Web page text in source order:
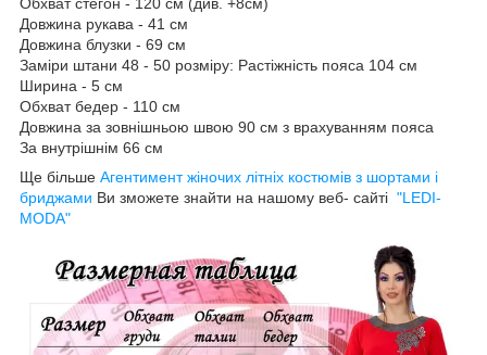
Довжина рукава - 41 см
Довжина блузки - 69 см
Заміри штани 48 - 50 розміру: Растіжність пояса 104 см
Ширина - 5 см
Обхват бедер - 110 см
Довжина за зовнішньою швою 90 см з врахуванням пояса
За внутрішнім 66 см
Ще більше Агентимент жіночих літніх костюмів з шортами і
бриджами Ви зможете знайти на нашому веб- сайті "LEDI-
MODA"